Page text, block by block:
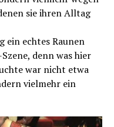
sie ihren Alltag
ein echtes Raunen
denn was hier
war nicht etwa
vielmehr ein